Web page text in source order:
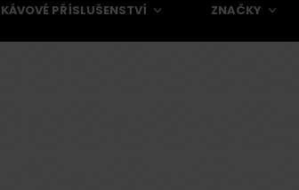
KÁVOVÉ PŘÍSLUŠENSTVÍ ZNAČKY